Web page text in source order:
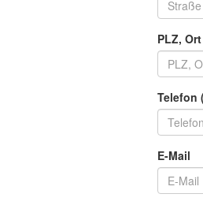
PLZ, Ort
Telefon
E-Mail